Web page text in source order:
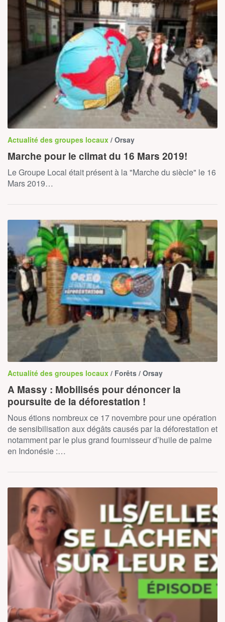
Actualité des groupes locaux / Orsay
Marche pour le climat du 16 Mars 2019!
Le Groupe Local était présent à la "Marche du siècle" le 16
Mars 2019…
Actualité des groupes locaux / Forêts / Orsay
A Massy : Mobilisés pour dénoncer la
poursuite de la déforestation !
Nous étions nombreux ce 17 novembre pour une opération
de sensibilisation aux dégâts causés par la déforestation et
notamment par le plus grand fournisseur d’huile de palme
en Indonésie :…